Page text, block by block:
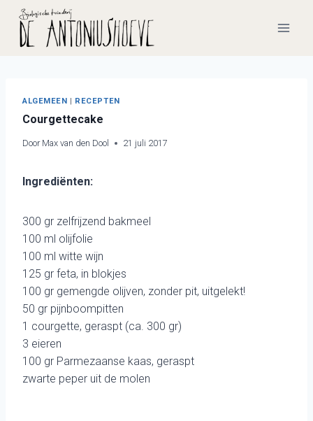
Doorgaan
naar
inhoud
ALGEMEEN | RECEPTEN
Courgettecake
Door Max van den Dool 21 juli 2017
Ingrediënten:
300 gr zelfrijzend bakmeel
100 ml olijfolie
100 ml witte wijn
125 gr feta, in blokjes
100 gr gemengde olijven, zonder pit, uitgelekt!
50 gr pijnboompitten
1 courgette, geraspt (ca. 300 gr)
3 eieren
100 gr Parmezaanse kaas, geraspt
zwarte peper uit de molen